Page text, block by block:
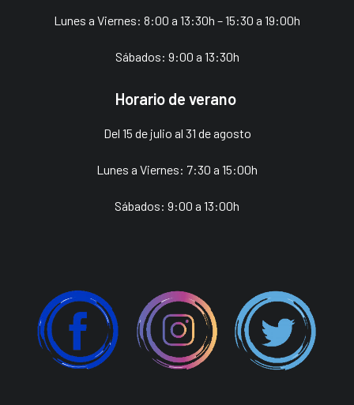
Lunes a Viernes: 8:00 a 13:30h – 15:30 a 19:00h
Sábados: 9:00 a 13:30h
Horario de verano
Del 15 de julio al 31 de agosto
Lunes a Viernes: 7:30 a 15:00h
Sábados: 9:00 a 13:00h